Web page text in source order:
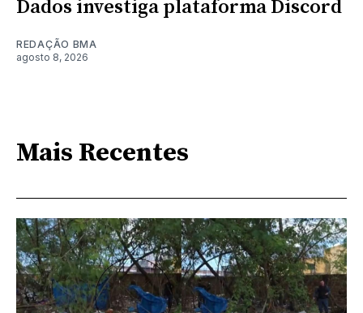
Dados investiga plataforma Discord
REDAÇÃO BMA
agosto 8, 2026
Mais Recentes